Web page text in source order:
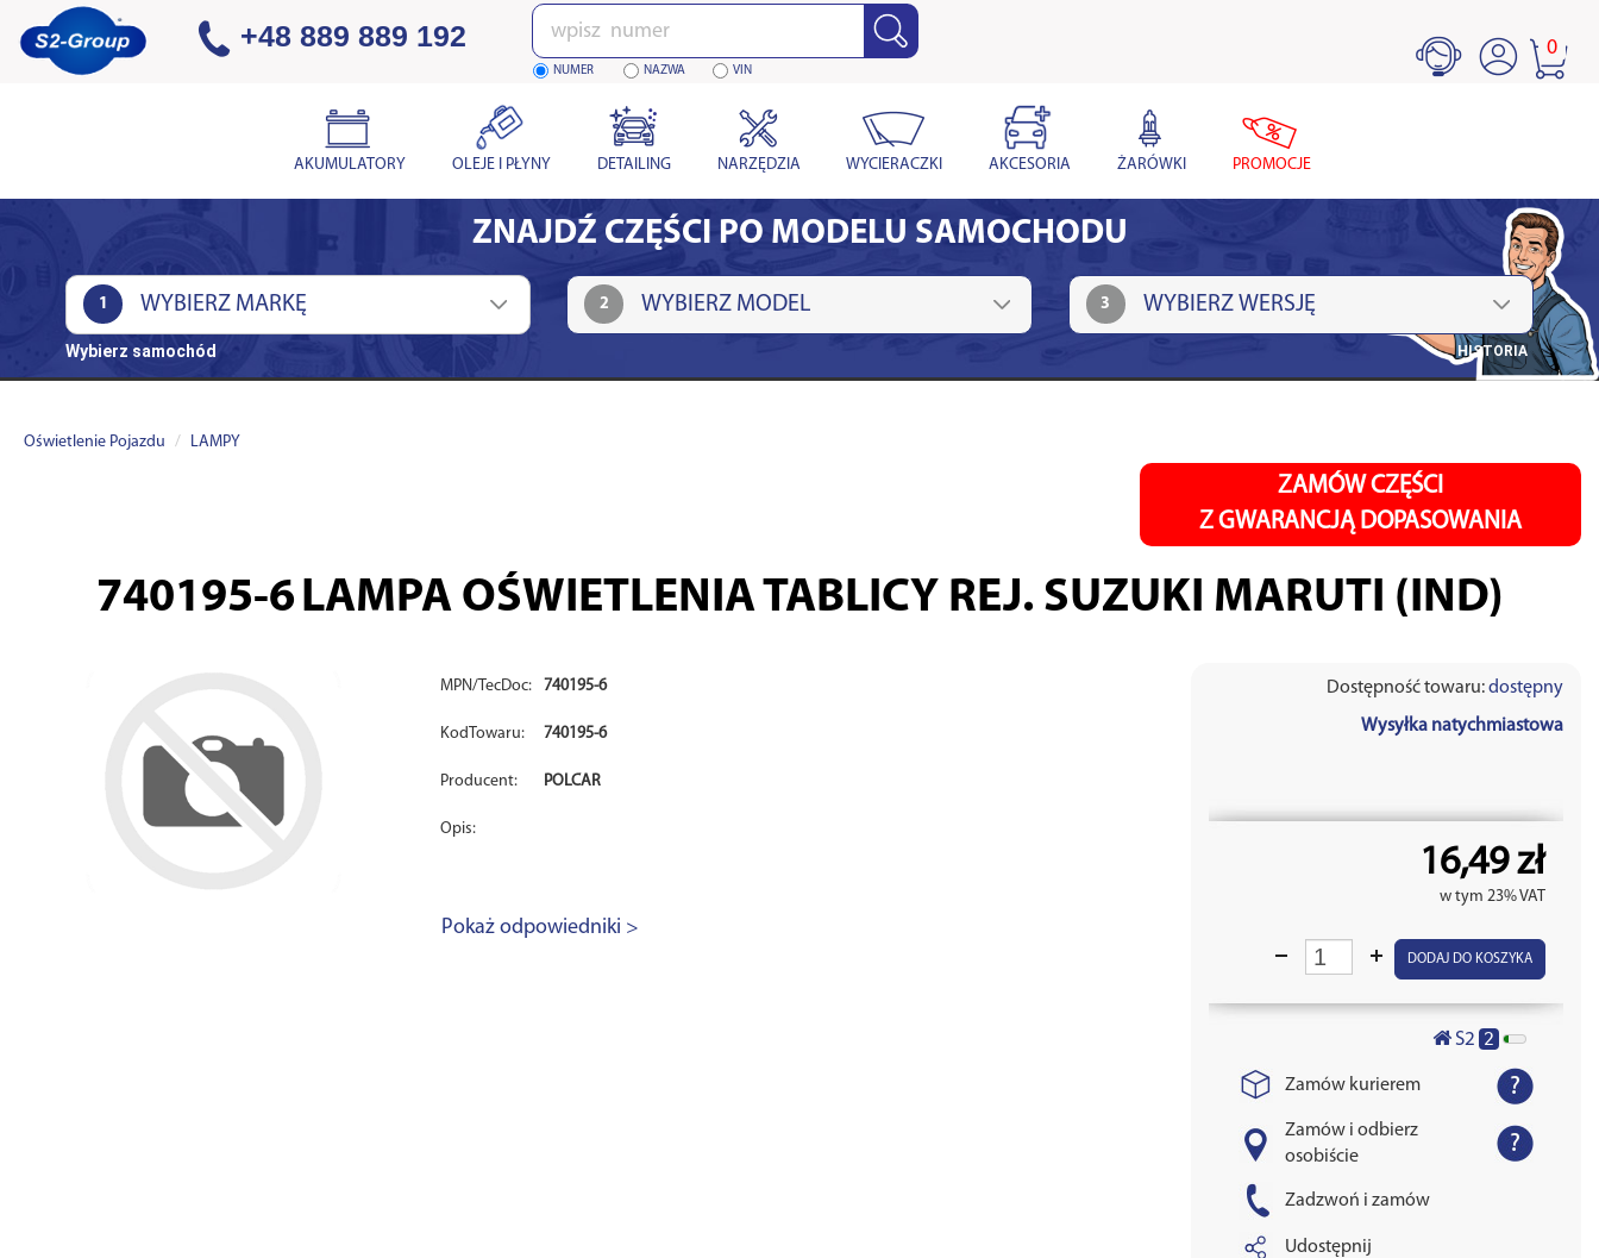
+48 889 889 192 Wpisz
numer
NUMER NAZWA VIN
0
AKUMULATORY OLEJE I PŁYNY DETAILING NARZĘDZIA WYCIERACZKI AKCESORIA ŻARÓWKI PROMOCJE
ZNAJDŹ CZĘŚCI PO MODELU SAMOCHODU
1 2 3
Wybierz samochód HISTORIA
Oświetlenie Pojazdu LAMPY
ZAMÓW CZĘŚCI
Z GWARANCJĄ DOPASOWANIA
740195-6 LAMPA OŚWIETLENIA TABLICY REJ. SUZUKI MARUTI (IND)
MPN/TecDoc: 740195-6
KodTowaru: 740195-6
Producent: POLCAR
Opis:
Pokaż odpowiedniki >
Dostępność towaru:dostępny
Wysyłka natychmiastowa
16,49 zł
w tym 23% VAT
DODAJ DO KOSZYKA
S2 2
Zamów kurierem
Zamów i odbierz
osobiście
Zadzwoń i zamów
Udostępnij